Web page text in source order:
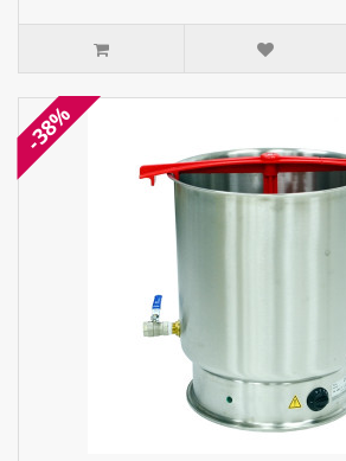
-38%